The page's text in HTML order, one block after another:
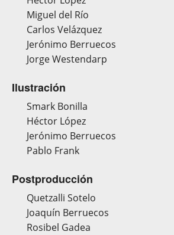
Miguel del Río
Carlos Velázquez
Jerónimo Berruecos
Jorge Westendarp
Ilustración
Smark Bonilla
Héctor López
Jerónimo Berruecos
Pablo Frank
Postproducción
Quetzalli Sotelo
Joaquín Berruecos
Rosibel Gadea